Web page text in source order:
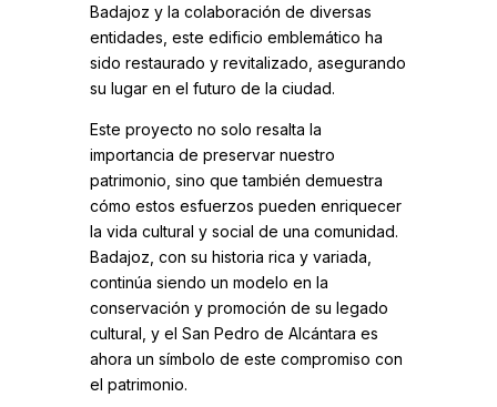
Badajoz y la colaboración de diversas
entidades, este edificio emblemático ha
sido restaurado y revitalizado, asegurando
su lugar en el futuro de la ciudad.
Este proyecto no solo resalta la
importancia de preservar nuestro
patrimonio, sino que también demuestra
cómo estos esfuerzos pueden enriquecer
la vida cultural y social de una comunidad.
Badajoz, con su historia rica y variada,
continúa siendo un modelo en la
conservación y promoción de su legado
cultural, y el San Pedro de Alcántara es
ahora un símbolo de este compromiso con
el patrimonio.